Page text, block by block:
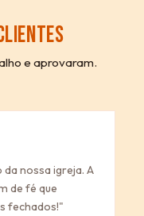
e aprovaram.
nossa igreja. A
de fé que
fechados!"